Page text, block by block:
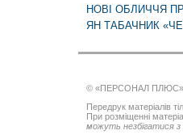
НОВІ ОБЛИЧЧЯ
ЯН ТАБАЧНИК
© «ПЕРСОНАЛ ПЛЮС».
Передрук матеріалів
При розміщенні
можуть незбігатися з